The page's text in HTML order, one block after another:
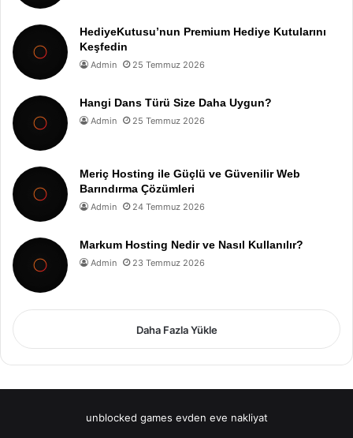
HediyeKutusu’nun Premium Hediye Kutularını
Keşfedin
Admin 25 Temmuz 2026
Hangi Dans Türü Size Daha Uygun?
Admin 25 Temmuz 2026
Meriç Hosting ile Güçlü ve Güvenilir Web
Barındırma Çözümleri
Admin 24 Temmuz 2026
Markum Hosting Nedir ve Nasıl Kullanılır?
Admin 23 Temmuz 2026
Daha Fazla Yükle
unblocked games evden eve nakliyat